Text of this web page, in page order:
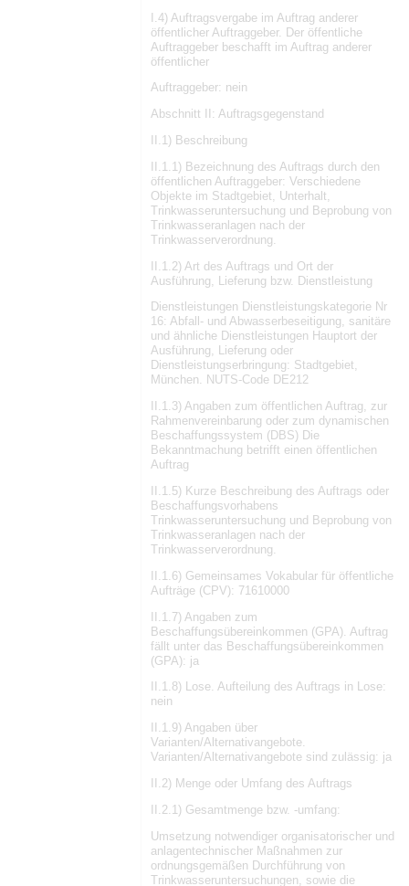
I.4) Auftragsvergabe im Auftrag anderer
öffentlicher Auftraggeber. Der öffentliche
Auftraggeber beschafft im Auftrag anderer
öffentlicher
Auftraggeber: nein
Abschnitt II: Auftragsgegenstand
II.1) Beschreibung
II.1.1) Bezeichnung des Auftrags durch den
öffentlichen Auftraggeber: Verschiedene
Objekte im Stadtgebiet, Unterhalt,
Trinkwasseruntersuchung und Beprobung von
Trinkwasseranlagen nach der
Trinkwasserverordnung.
II.1.2) Art des Auftrags und Ort der
Ausführung, Lieferung bzw. Dienstleistung
Dienstleistungen Dienstleistungskategorie Nr
16: Abfall- und Abwasserbeseitigung, sanitäre
und ähnliche Dienstleistungen Hauptort der
Ausführung, Lieferung oder
Dienstleistungserbringung: Stadtgebiet,
München. NUTS-Code DE212
II.1.3) Angaben zum öffentlichen Auftrag, zur
Rahmenvereinbarung oder zum dynamischen
Beschaffungssystem (DBS) Die
Bekanntmachung betrifft einen öffentlichen
Auftrag
II.1.5) Kurze Beschreibung des Auftrags oder
Beschaffungsvorhabens
Trinkwasseruntersuchung und Beprobung von
Trinkwasseranlagen nach der
Trinkwasserverordnung.
II.1.6) Gemeinsames Vokabular für öffentliche
Aufträge (CPV): 71610000
II.1.7) Angaben zum
Beschaffungsübereinkommen (GPA). Auftrag
fällt unter das Beschaffungsübereinkommen
(GPA): ja
II.1.8) Lose. Aufteilung des Auftrags in Lose:
nein
II.1.9) Angaben über
Varianten/Alternativangebote.
Varianten/Alternativangebote sind zulässig: ja
II.2) Menge oder Umfang des Auftrags
II.2.1) Gesamtmenge bzw. -umfang:
Umsetzung notwendiger organisatorischer und
anlagentechnischer Maßnahmen zur
ordnungsgemäßen Durchführung von
Trinkwasseruntersuchungen, sowie die